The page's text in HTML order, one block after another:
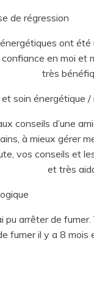
de régression
ont été
confiance en moi
très
soin énergétique /
conseils d’une
à mieux gérer
vos conseils et
et très
pu arrêter de
fumer il y a 8 mois